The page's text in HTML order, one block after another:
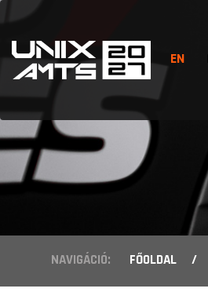
EN
NAVIGÁCIÓ: FŐOLDAL /